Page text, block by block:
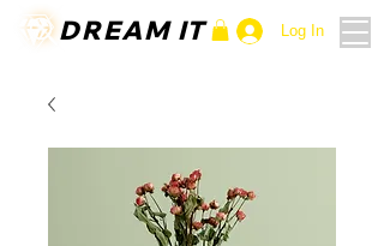
DREAM IT
DREAM IT Log In